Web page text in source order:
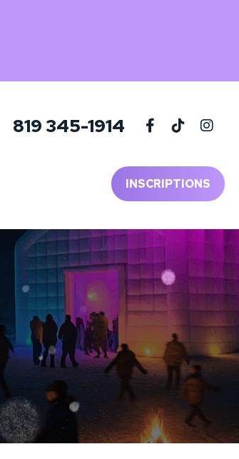
819 345-1914
INSCRIPTIONS